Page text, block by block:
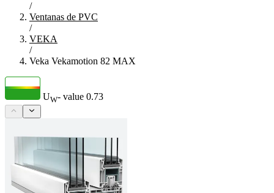
/
Ventanas de PVC
/
VEKA
/
Veka Vekamotion 82 MAX
UW- value 0.73